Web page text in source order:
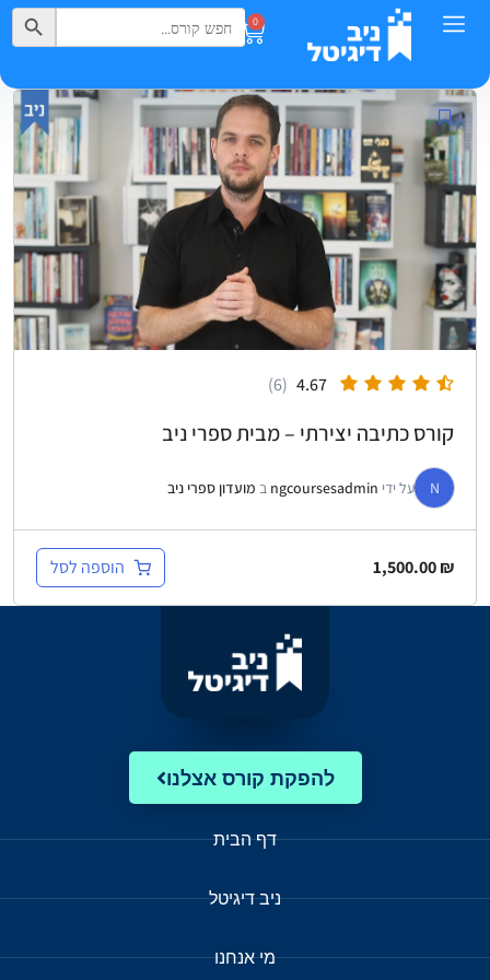
0
Search
for:
Search Button
4.67
(6)
קורס כתיבה יצירתי – מבית ספרי ניב
N על ידי ngcoursesadmin ב מועדון ספרי ניב
1,500.00₪ הוספה לסל
להפקת קורס אצלנו
דף הבית
ניב דיגיטל
מי אנחנו